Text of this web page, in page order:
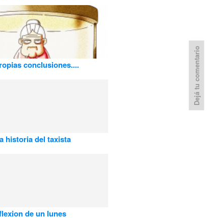
conclusiones....
historia del taxista
de un lunes
Dejá tu comentario